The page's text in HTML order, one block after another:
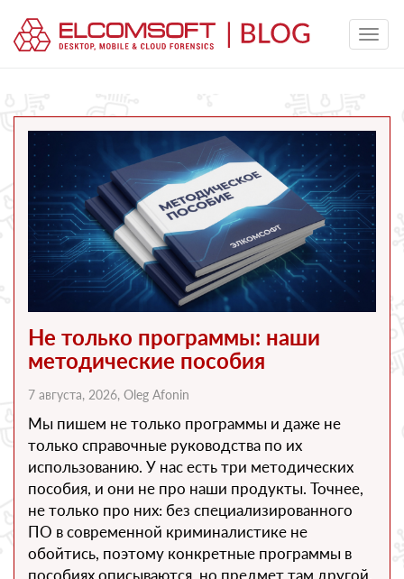
Не только программы: наши
методические пособия
7 августа, 2026, Oleg Afonin
Мы пишем не только программы и даже не
только справочные руководства по их
использованию. У нас есть три методических
пособия, и они не про наши продукты. Точнее,
не только про них: без специализированного
ПО в современной криминалистике не
обойтись, поэтому конкретные программы в
пособиях описываются, но предмет там другой.